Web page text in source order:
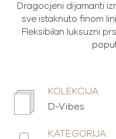
Dragocjeni dijamanti
sve istaknuto finom
Fleksibilan luksuzni
KOLEKCIJA:
D-Vibes
KATEGORIJA: